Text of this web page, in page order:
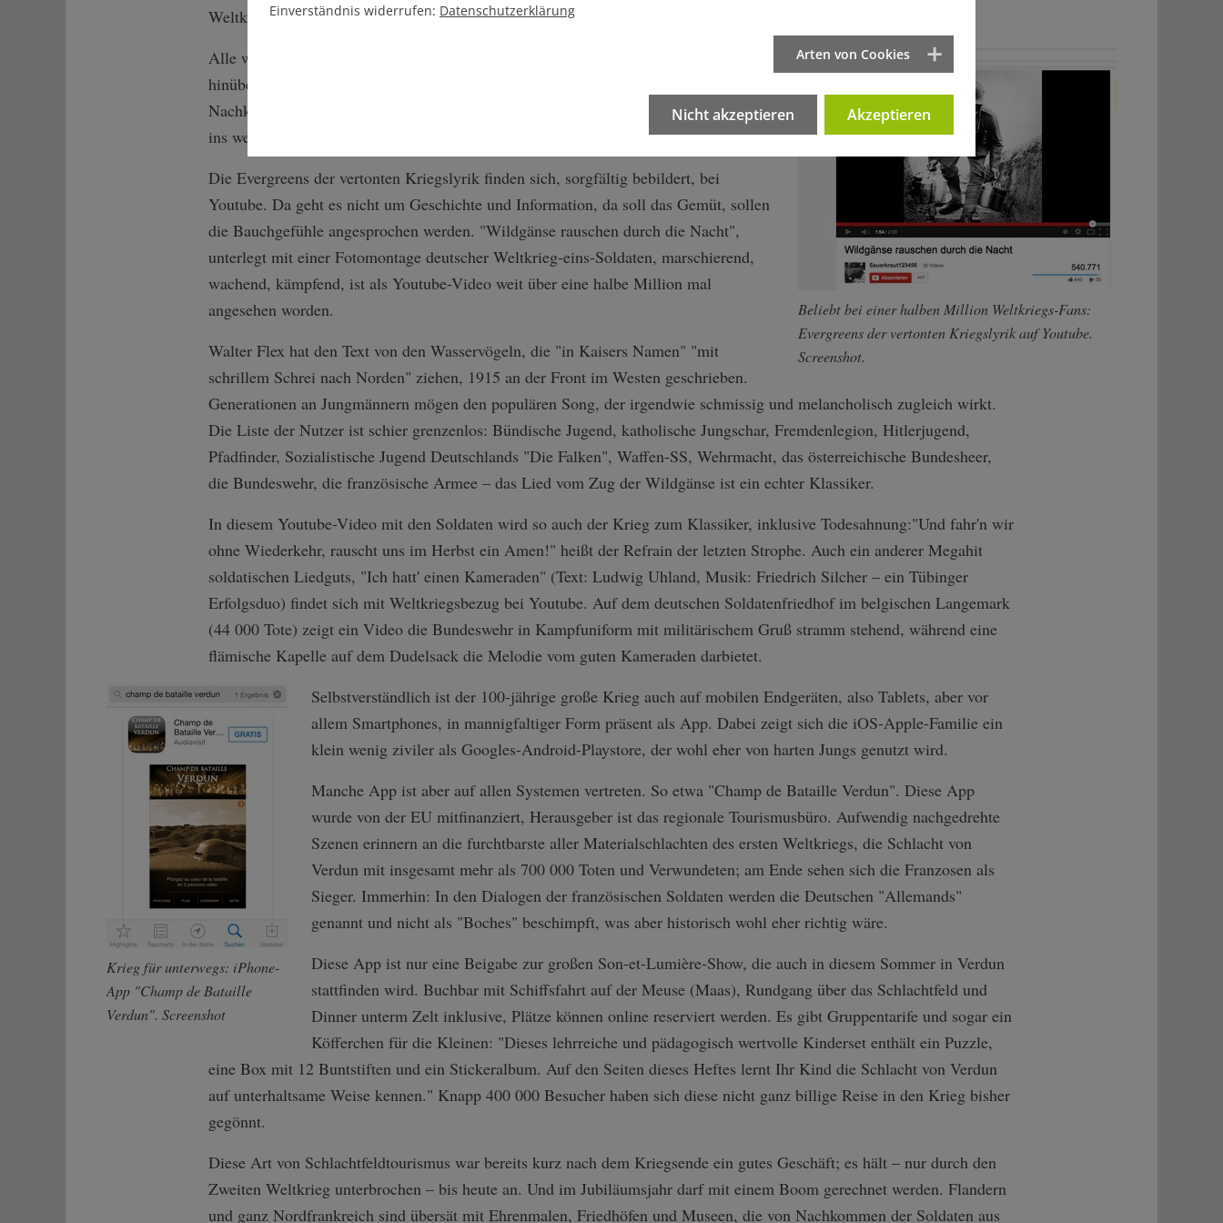
Weltkriege erinnern.
Beliebt bei einer halben Million Weltkriegs-Fans:
Evergreens der vertonten Kriegslyrik auf Youtube.
Screenshot.
Alle wollen so ihr kleines Stück Kriegsgeschichte in das digitale Zeitalter
hinüberretten. Die Ehrenbücher der Gefallenen, die Regimentsgeschichten sollen den
Nachkommen zeitgemäß überliefert werden. Aus grauer Bibliotheken Mauern hinaus
ins weite Feld des World Wide Web.
Die Evergreens der vertonten Kriegslyrik finden sich, sorgfältig bebildert, bei
Youtube. Da geht es nicht um Geschichte und Information, da soll das Gemüt, sollen
die Bauchgefühle angesprochen werden. "Wildgänse rauschen durch die Nacht",
unterlegt mit einer Fotomontage deutscher Weltkrieg-eins-Soldaten, marschierend,
wachend, kämpfend, ist als Youtube-Video weit über eine halbe Million mal
angesehen worden.
Walter Flex hat den Text von den Wasservögeln, die "in Kaisers Namen" "mit
schrillem Schrei nach Norden" ziehen, 1915 an der Front im Westen geschrieben.
Generationen an Jungmännern mögen den populären Song, der irgendwie schmissig und melancholisch zugleich wirkt.
Die Liste der Nutzer ist schier grenzenlos: Bündische Jugend, katholische Jungschar, Fremdenlegion, Hitlerjugend,
Pfadfinder, Sozialistische Jugend Deutschlands "Die Falken", Waffen-SS, Wehrmacht, das österreichische Bundesheer,
die Bundeswehr, die französische Armee – das Lied vom Zug der Wildgänse ist ein echter Klassiker.
In diesem Youtube-Video mit den Soldaten wird so auch der Krieg zum Klassiker, inklusive Todesahnung:"Und fahr'n wir
ohne Wiederkehr, rauscht uns im Herbst ein Amen!" heißt der Refrain der letzten Strophe. Auch ein anderer Megahit
soldatischen Liedguts, "Ich hatt' einen Kameraden" (Text: Ludwig Uhland, Musik: Friedrich Silcher – ein Tübinger
Erfolgsduo) findet sich mit Weltkriegsbezug bei Youtube. Auf dem deutschen Soldatenfriedhof im belgischen Langemark
(44 000 Tote) zeigt ein Video die Bundeswehr in Kampfuniform mit militärischem Gruß stramm stehend, während eine
flämische Kapelle auf dem Dudelsack die Melodie vom guten Kameraden darbietet.
Krieg für unterwegs: iPhone-
App "Champ de Bataille
Verdun". Screenshot
Selbstverständlich ist der 100-jährige große Krieg auch auf mobilen Endgeräten, also Tablets, aber vor
allem Smartphones, in mannigfaltiger Form präsent als App. Dabei zeigt sich die iOS-Apple-Familie ein
klein wenig ziviler als Googles-Android-Playstore, der wohl eher von harten Jungs genutzt wird.
Manche App ist aber auf allen Systemen vertreten. So etwa "Champ de Bataille Verdun". Diese App
wurde von der EU mitfinanziert, Herausgeber ist das regionale Tourismusbüro. Aufwendig nachgedrehte
Szenen erinnern an die furchtbarste aller Materialschlachten des ersten Weltkriegs, die Schlacht von
Verdun mit insgesamt mehr als 700 000 Toten und Verwundeten; am Ende sehen sich die Franzosen als
Sieger. Immerhin: In den Dialogen der französischen Soldaten werden die Deutschen "Allemands"
genannt und nicht als "Boches" beschimpft, was aber historisch wohl eher richtig wäre.
Diese App ist nur eine Beigabe zur großen Son-et-Lumière-Show, die auch in diesem Sommer in Verdun
stattfinden wird. Buchbar mit Schiffsfahrt auf der Meuse (Maas), Rundgang über das Schlachtfeld und
Dinner unterm Zelt inklusive, Plätze können online reserviert werden. Es gibt Gruppentarife und sogar ein
Köfferchen für die Kleinen: "Dieses lehrreiche und pädagogisch wertvolle Kinderset enthält ein Puzzle,
eine Box mit 12 Buntstiften und ein Stickeralbum. Auf den Seiten dieses Heftes lernt Ihr Kind die Schlacht von Verdun
auf unterhaltsame Weise kennen." Knapp 400 000 Besucher haben sich diese nicht ganz billige Reise in den Krieg bisher
gegönnt.
Diese Art von Schlachtfeldtourismus war bereits kurz nach dem Kriegsende ein gutes Geschäft; es hält – nur durch den
Zweiten Weltkrieg unterbrochen – bis heute an. Und im Jubiläumsjahr darf mit einem Boom gerechnet werden. Flandern
und ganz Nordfrankreich sind übersät mit Ehrenmalen, Friedhöfen und Museen, die von Nachkommen der Soldaten aus
Einverständnis widerrufen: Datenschutzerklärung
Arten von Cookies
Nicht akzeptieren Akzeptieren